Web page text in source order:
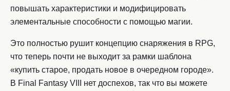
повышать характеристики и модифицировать
элементальные способности с помощью магии.
Это полностью рушит концепцию снаряжения в RPG,
что теперь почти не выходит за рамки шаблона
«купить старое, продать новое в очередном городе».
В Final Fantasy VIII нет доспехов, так что вы можете